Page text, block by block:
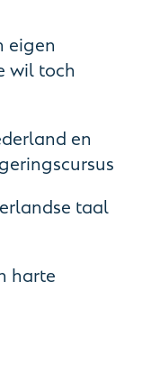
eigen
wil toch
en
taal
harte